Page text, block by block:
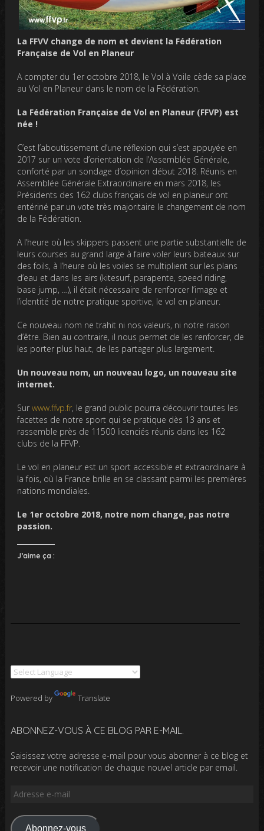
La FFVV change de nom et devient la Fédération
Française de Vol en Planeur
A compter du 1er octobre 2018, le Vol à Voile cède sa place
au Vol en Planeur dans le nom de la Fédération.
La Fédération Française de Vol en Planeur (FFVP) est
née !
C’est l’aboutissement d’une réflexion qui s’est appuyée en
2017 sur un vote d’orientation de l’Assemblée Générale,
conforté par un sondage d’opinion début 2018. Réunis en
Assemblée Générale Extraordinaire en mars 2018, les
Présidents des 162 clubs français de vol en planeur ont
entériné par un vote très majoritaire le changement de nom
de la Fédération.
A l’heure où les skippers passent une partie substantielle de
leurs courses au grand large à faire voler leurs bateaux sur
des foils, à l’heure où les voiles se multiplient sur les plans
d’eau et dans les airs (kitesurf, parapente, speed riding,
base jump, …), il était nécessaire de renforcer l’image et
l’identité de notre pratique sportive, le vol en planeur.
Ce nouveau nom ne trahit ni nos valeurs, ni notre raison
d’être. Bien au contraire, il nous permet de les renforcer, de
les porter plus haut, de les partager plus largement.
Un nouveau nom, un nouveau logo, un nouveau site
internet.
Surwww.ffvp.fr, le grand public pourra découvrir toutes les
facettes de notre sport qui se pratique dès 13 ans et
rassemble près de 11500 licenciés réunis dans les 162
clubs de la FFVP.
Le vol en planeur est un sport accessible et extraordinaire à
la fois, où la France brille en se classant parmi les premières
nations mondiales.
Le 1er octobre 2018, notre nom change, pas notre
passion.
J’aime ça :
Powered by Translate
ABONNEZ-VOUS À CE BLOG PAR E-MAIL.
Saisissez votre adresse e-mail pour vous abonner à ce blog et
recevoir une notification de chaque nouvel article par email.
Adresse
mail
Abonnez-vous